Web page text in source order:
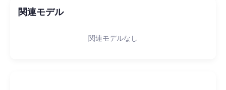
関連モデル
関連モデルなし